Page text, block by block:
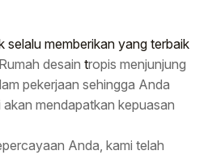
selalu memberikan yang terbaik
desain tropis menjunjung
pekerjaan sehingga Anda
mendapatkan kepuasan
Anda, kami telah